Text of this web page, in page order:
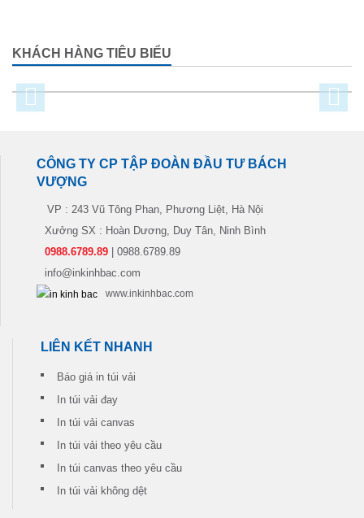
KHÁCH HÀNG TIÊU BIỂU
CÔNG TY CP TẬP ĐOÀN ĐẦU TƯ BÁCH
VƯỢNG
VP : 243 Vũ Tông Phan, Phương Liệt, Hà Nội
Xưởng SX : Hoàn Dương, Duy Tân, Ninh Bình
0988.6789.89 | 0988.6789.89
info@inkinhbac.com
www.inkinhbac.com
LIÊN KẾT NHANH
Báo giá in túi vải
In túi vải đay
In túi vải canvas
In túi vải theo yêu cầu
In túi canvas theo yêu cầu
In túi vải không dệt